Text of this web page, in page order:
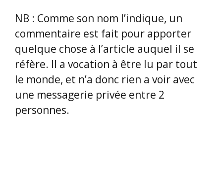
NB : Comme son nom l’indique, un
commentaire est fait pour apporter
quelque chose à l’article auquel il se
réfère. Il a vocation à être lu par tout
le monde, et n’a donc rien a voir avec
une messagerie privée entre 2
personnes.